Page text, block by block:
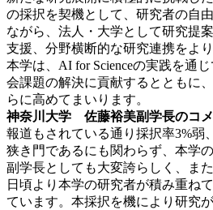
の採択を契機として、研究者の自
ながら、法人・大学として研究提
支援、分野横断的な研究連携をよ
本学は、AI for Scienceの実践を通
会課題の解決に貢献するとともに
らに高めてまいります。
神奈川大学 佐藤裕美副学長のコ
報道もされている通り採択率3%弱
狭き門であるにも関わらず、本学
副学長としても大変誇らしく、ま
日頃より本学の研究者が積み重ね
ています。本採択を機により研究